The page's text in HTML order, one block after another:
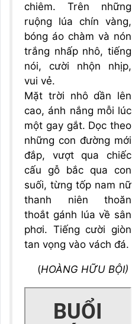
chiêm. Trên những
ruộng lúa chín vàng,
bóng áo chàm và nón
trắng nhấp nhô, tiếng
nói, cười nhộn nhịp,
vui vẻ.
Mặt trời nhô dần lên
cao, ánh nắng mỗi lúc
một gay gắt. Dọc theo
những con đường mới
đắp, vượt qua chiếc
cấu gỗ bắc qua con
suối, từng tốp nam nữ
thanh niên thoăn
thoắt gánh lúa về sân
phơi. Tiếng cười giòn
tan vọng vào vách đá.
(HOÀNG HỮU BỘI)